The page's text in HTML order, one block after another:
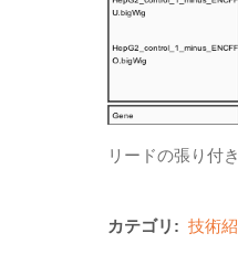
リードの張り付
カテゴリ: 技術